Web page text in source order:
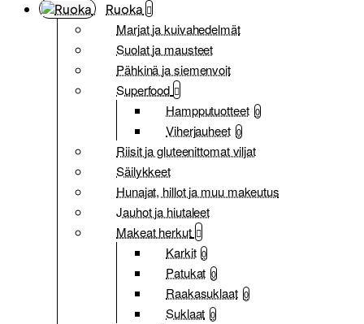
Ruoka
Marjat ja kuivahedelmät
Suolat ja mausteet
Pähkinä ja siemenvoit
Superfood
Hampputuotteet 0
Viherjauheet 0
Riisit ja gluteenittomat viljat
Säilykkeet
Hunajat, hillot ja muu makeutus
Jauhot ja hiutaleet
Makeat herkut
Karkit 0
Patukat 0
Raakasuklaat 0
Suklaat 0